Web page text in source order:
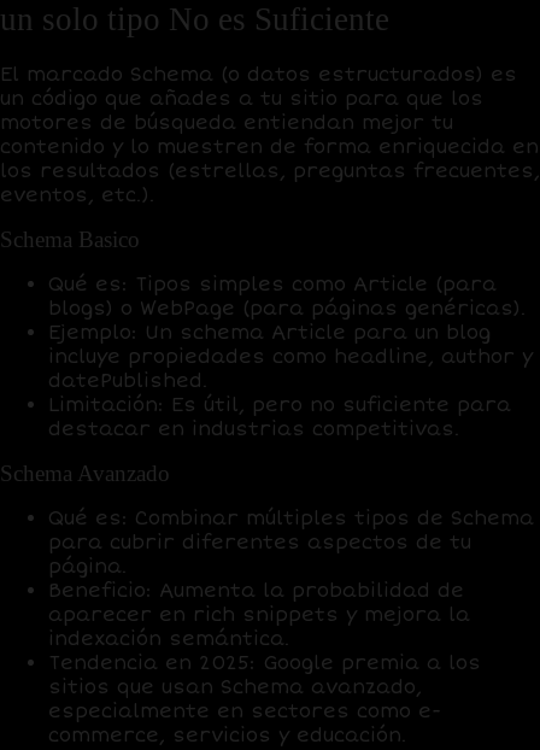
un solo tipo No es Suficiente
El marcado Schema (o datos estructurados) es
un código que añades a tu sitio para que los
motores de búsqueda entiendan mejor tu
contenido y lo muestren de forma enriquecida en
los resultados (estrellas, preguntas frecuentes,
eventos, etc.).
Schema Basico
Qué es: Tipos simples como Article (para
blogs) o WebPage (para páginas genéricas).
Ejemplo: Un schema Article para un blog
incluye propiedades como headline, author y
datePublished.
Limitación: Es útil, pero no suficiente para
destacar en industrias competitivas.
Schema Avanzado
Qué es: Combinar múltiples tipos de Schema
para cubrir diferentes aspectos de tu
página.
Beneficio: Aumenta la probabilidad de
aparecer en rich snippets y mejora la
indexación semántica.
Tendencia en 2025: Google premia a los
sitios que usan Schema avanzado,
especialmente en sectores como e-
commerce, servicios y educación.